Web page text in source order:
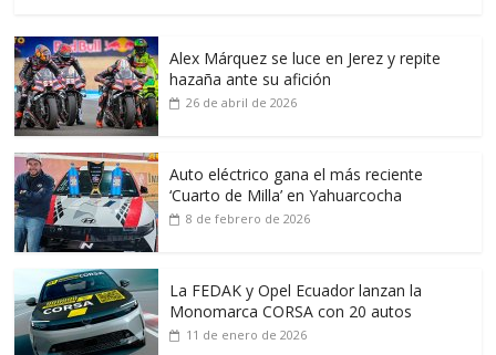
Alex Márquez se luce en Jerez y repite
hazaña ante su afición
26 de abril de 2026
Auto eléctrico gana el más reciente
‘Cuarto de Milla’ en Yahuarcocha
8 de febrero de 2026
La FEDAK y Opel Ecuador lanzan la
Monomarca CORSA con 20 autos
11 de enero de 2026